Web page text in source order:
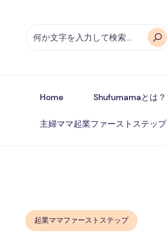
Home Shufumamaとは？
主婦ママ起業ファーストステップ
起業ママファーストステップ